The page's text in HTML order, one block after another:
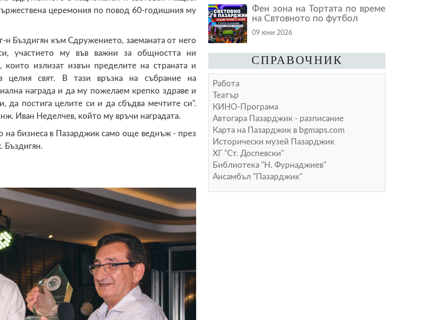
церемония по повод 60-годишния му
Бъздигян към Сдружението, заеманата от него
участието му във важни за общността ни
излизат извън пределите на страната и
в целия свят. В тази връзка на събрание на
награда и да му пожелаем крепко здраве и
да постига целите си и да сбъдва мечтите си".
Иван Неделчев, който му връчи наградата.
на бизнеса в Пазарджик само още веднъж - през
Бъздигян.
Фен зона на Тортата по време
на Свтовното по футбол
09 юни 2026
СПРАВОЧНИК
Работа
Театър
КИНО-Програма
Автогара Пазарджик - разписание
Карта на Пазарджик в bgmaps.com
Исторически музей Пазарджик
ХГ "Ст. Доспевски"
Библиотека "Н. Фурнаджиев"
Ансамбъл "Пазарджик"